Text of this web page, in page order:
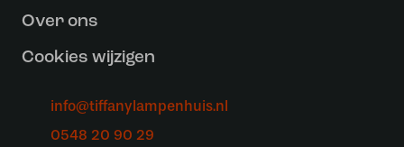
Over ons
Cookies wijzigen
info@tiffanylampenhuis.nl
0548 20 90 29